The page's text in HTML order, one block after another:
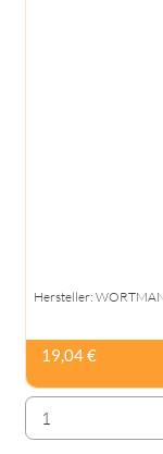
Hersteller:
19,04 €